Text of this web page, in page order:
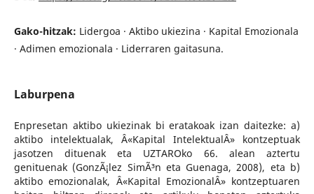
Gako-hitzak: Lidergoa · Aktibo ukiezina · Kapital Emozionala
· Adimen emozionala · Liderraren gaitasuna.
Laburpena
Enpresetan aktibo ukiezinak bi eratakoak izan daitezke: a)
aktibo intelektualak, Â«Kapital IntelektualÂ» kontzeptuak
jasotzen dituenak eta UZTAROko 66. alean aztertu
genituenak (GonzÃ¡lez SimÃ³n eta Guenaga, 2008), eta b)
aktibo emozionalak, Â«Kapital EmozionalÂ» kontzeptuaren